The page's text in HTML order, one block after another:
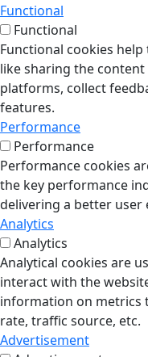
Functional
Functional
Functional cookies
like sharing the
platforms, collect
features.
Performance
Performance
Performance cookies
the key performance
delivering a better user
Analytics
Analytics
Analytical cookies are
interact with the
information on metrics
rate, traffic source, etc.
Advertisement